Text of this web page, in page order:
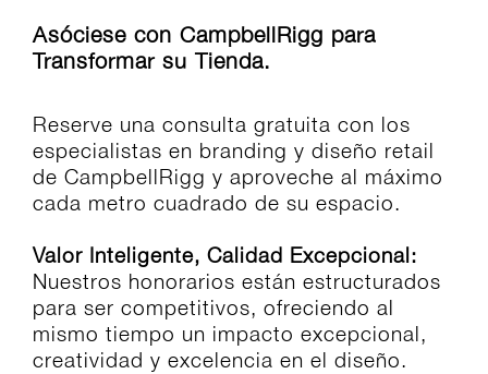
Asóciese con CampbellRigg para
Transformar su Tienda.
Reserve una consulta gratuita con los
especialistas en branding y diseño retail
de CampbellRigg y aproveche al máximo
cada metro cuadrado de su espacio.
Valor Inteligente, Calidad Excepcional:
Nuestros honorarios están estructurados
para ser competitivos, ofreciendo al
mismo tiempo un impacto excepcional,
creatividad y excelencia en el diseño.